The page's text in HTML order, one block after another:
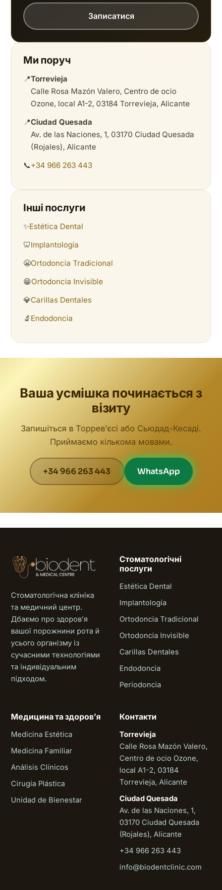
Записатися
Ми поруч
📍Torrevieja
Calle Rosa Mazón Valero, Centro de ocio
Ozone, local A1-2, 03184 Torrevieja, Alicante
📍Ciudad Quesada
Av. de las Naciones, 1, 03170 Ciudad Quesada
(Rojales), Alicante
📞+34 966 263 443
Інші послуги
✨Estética Dental
🦷Implantología
😬Ortodoncia Tradicional
😁Ortodoncia Invisible
💎Carillas Dentales
🔬 Endodoncia
Ваша усмішка починається з
візиту
Запишіться в Торревʼєсі або Сьюдад-Кесаді.
Приймаємо кількома мовами.
+34 966 263 443 WhatsApp
Стоматологічна клініка
та медичний центр.
Дбаємо про здоровʼя
вашої порожнини рота й
усього організму із
сучасними технологіями
та індивідуальним
підходом.
Стоматологічні
послуги
Estética Dental
Implantología
Ortodoncia Tradicional
Ortodoncia Invisible
Carillas Dentales
Endodoncia
Periodoncia
Медицина та здоровʼя
Medicina Estética
Medicina Familiar
Análisis Clínicos
Cirugía Plástica
Unidad de Bienestar
Контакти
Torrevieja
Calle Rosa Mazón Valero,
Centro de ocio Ozone,
local A1-2, 03184
Torrevieja, Alicante
Ciudad Quesada
Av. de las Naciones, 1,
03170 Ciudad Quesada
(Rojales), Alicante
+34 966 263 443
info@biodentclinic.com